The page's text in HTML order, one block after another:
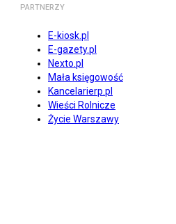
PARTNERZY
E-kiosk.pl
E-gazety.pl
Nexto.pl
Mała księgowość
Kancelarierp.pl
Wieści Rolnicze
Życie Warszawy